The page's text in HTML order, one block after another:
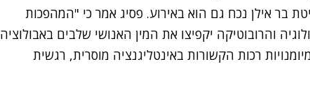
בר אילן נכח גם הוא באירוע. פסיג אמר כי "המהפכות
והרובוטיקה יקפיצו את המין האנושי שלבים באבולוציה
רכות הקשורות באינטליגנציה מוסרית, רגשית